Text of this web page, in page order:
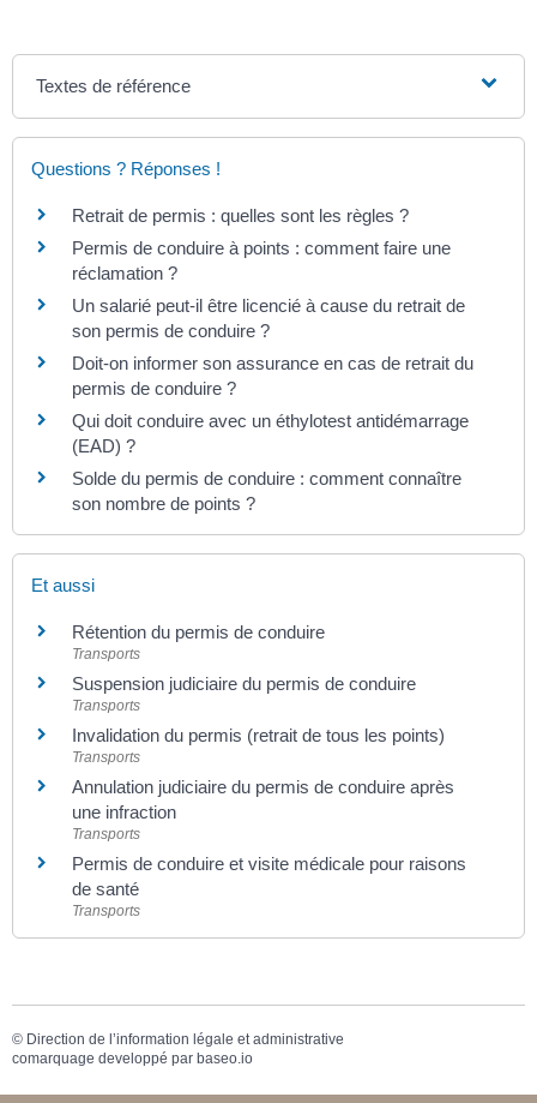
Textes de référence
Questions ? Réponses !
Retrait de permis : quelles sont les règles ?
Permis de conduire à points : comment faire une
réclamation ?
Un salarié peut-il être licencié à cause du retrait de
son permis de conduire ?
Doit-on informer son assurance en cas de retrait du
permis de conduire ?
Qui doit conduire avec un éthylotest antidémarrage
(EAD) ?
Solde du permis de conduire : comment connaître
son nombre de points ?
Et aussi
Rétention du permis de conduire
Transports
Suspension judiciaire du permis de conduire
Transports
Invalidation du permis (retrait de tous les points)
Transports
Annulation judiciaire du permis de conduire après
une infraction
Transports
Permis de conduire et visite médicale pour raisons
de santé
Transports
© Direction de l’information légale et administrative
comarquage developpé par baseo.io